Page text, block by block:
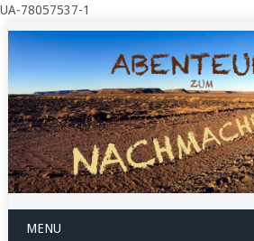
UA-78057537-1
MENU